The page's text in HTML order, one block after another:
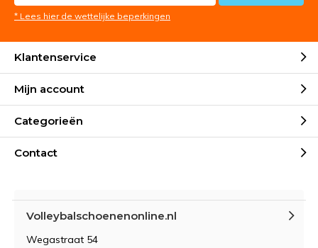
* Lees hier de wettelijke beperkingen
Klantenservice
Mijn account
Categorieën
Contact
Volleybalschoenenonline.nl
Wegastraat 54